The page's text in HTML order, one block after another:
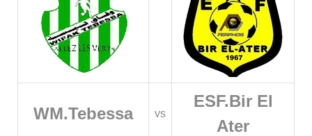
WM.Tebessa vs
ESF.Bir El
Ater